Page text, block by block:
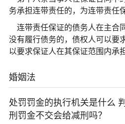
务承担连带责任的，为连带责任
连带责任保证的债务人在主合
没有履行债务的，债权人可以要
以要求保证人在其保证范围内承
婚姻法
处罚罚金的执行机关是什么
刑罚金不交会给减刑吗？